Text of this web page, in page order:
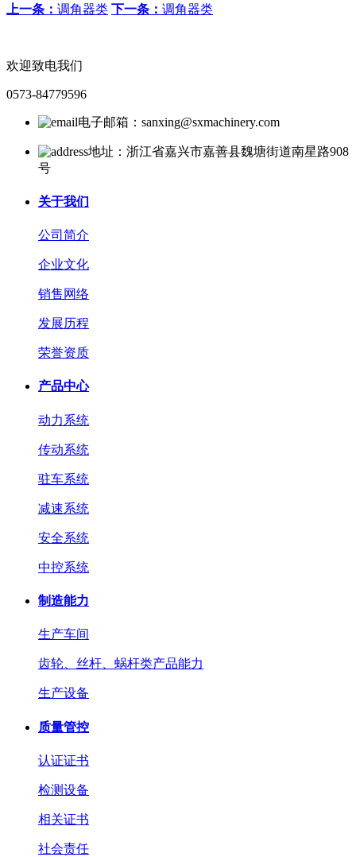
上一条： 调角器类 下一条： 调角器类
欢迎致电我们
0573-84779596
电子邮箱：sanxing@sxmachinery.com
地址：浙江省嘉兴市嘉善县魏塘街道南星路908
号
关于我们
公司简介
企业文化
销售网络
发展历程
荣誉资质
产品中心
动力系统
传动系统
驻车系统
减速系统
安全系统
中控系统
制造能力
生产车间
齿轮、丝杆、蜗杆类产品能力
生产设备
质量管控
认证证书
检测设备
相关证书
社会责任